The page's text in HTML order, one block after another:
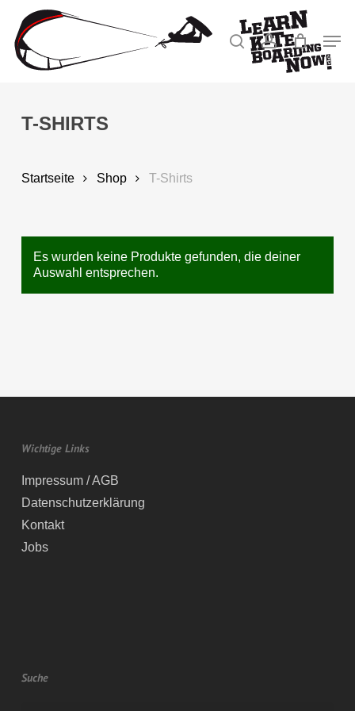
Hauptinhalt
springen
Suche
SucheKonto
T-SHIRTS
Startseite Shop T-Shirts
Es wurden keine Produkte gefunden, die deiner
Auswahl entsprechen.
Wichtige Links
Impressum / AGB
Datenschutzerklärung
Kontakt
Jobs
Suche
Menü